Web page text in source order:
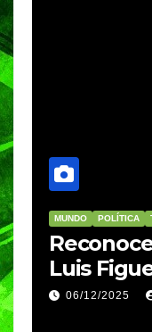
MUNDO POLÍTICA
Luis
06/12/2025